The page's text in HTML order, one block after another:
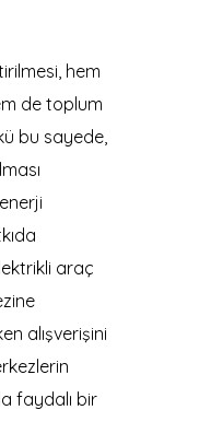
hem
de toplum
bu sayede,
araç
alışverişini
faydalı bir